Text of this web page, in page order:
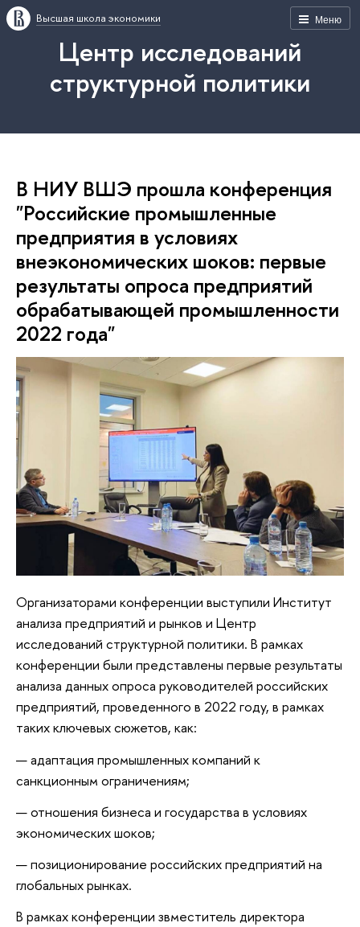
Меню
Высшая школа экономики
Центр исследований
структурной политики
В НИУ ВШЭ прошла конференция
"Российские промышленные
предприятия в условиях
внеэкономических шоков: первые
результаты опроса предприятий
обрабатывающей промышленности
2022 года"
Организаторами конференции выступили Институт
анализа предприятий и рынков и Центр
исследований структурной политики. В рамках
конференции были представлены первые результаты
анализа данных опроса руководителей российских
предприятий, проведенного в 2022 году, в рамках
таких ключевых сюжетов, как:
адаптация промышленных компаний к
санкционным ограничениям;
отношения бизнеса и государства в условиях
экономических шоков;
позиционирование российских предприятий на
глобальных рынках.
В рамках конференции звместитель директора